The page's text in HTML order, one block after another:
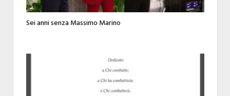
Sei anni senza Massimo Marino